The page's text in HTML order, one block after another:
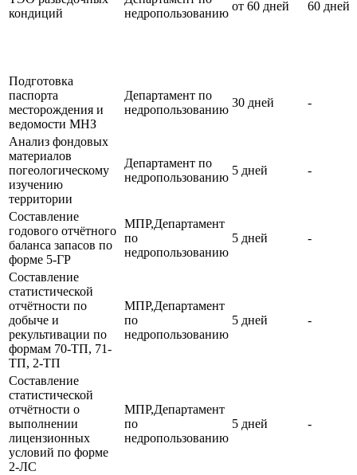
кондиций
недропользованию
от 60 дней 60 дней
Подготовка
паспорта
месторождения и
ведомости МНЗ
Департамент по
недропользованию
30 дней -
Анализ фондовых
материалов
погеологическому
изучению
территории
Департамент по
недропользованию
5 дней -
Составление
годового отчётного
баланса запасов по
форме 5-ГР
МПР,Департамент
по
недропользованию
5 дней -
Составление
статистической
отчётности по
добыче и
рекультивации по
формам 70-ТП, 71-
ТП, 2-ТП
МПР,Департамент
по
недропользованию
5 дней -
Составление
статистической
отчётности о
выполнении
лицензионных
условий по форме
2-ЛС
МПР,Департамент
по
недропользованию
5 дней -